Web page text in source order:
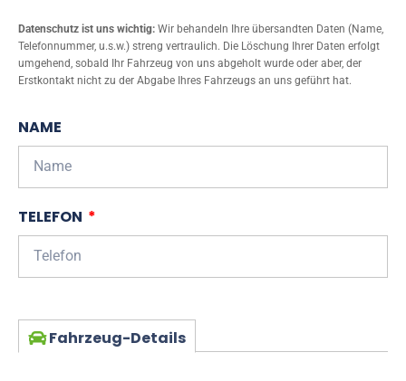
Datenschutz ist uns wichtig: Wir behandeln Ihre übersandten Daten (Name,
Telefonnummer, u.s.w.) streng vertraulich. Die Löschung Ihrer Daten erfolgt
umgehend, sobald Ihr Fahrzeug von uns abgeholt wurde oder aber, der
Erstkontakt nicht zu der Abgabe Ihres Fahrzeugs an uns geführt hat.
NAME
TELEFON
Fahrzeug-Details